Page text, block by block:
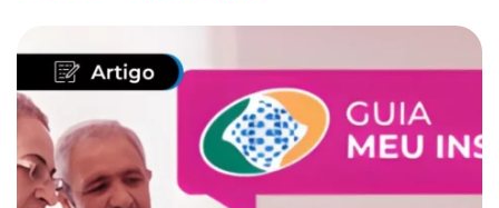
benefícios
crédito fácil
últimas notícias